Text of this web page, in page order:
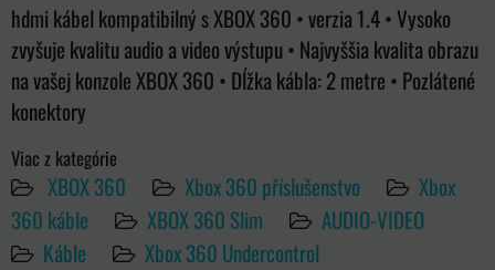
hdmi kábel kompatibilný s XBOX 360 • verzia 1.4 • Vysoko
zvyšuje kvalitu audio a video výstupu • Najvyššia kvalita obrazu
na vašej konzole XBOX 360 • Dĺžka kábla: 2 metre • Pozlátené
konektory
Viac z kategórie
XBOX 360 Xbox 360 příslušenstvo
Xbox
360 káble
XBOX 360 Slim
AUDIO-VIDEO
Káble
Xbox 360 Undercontrol